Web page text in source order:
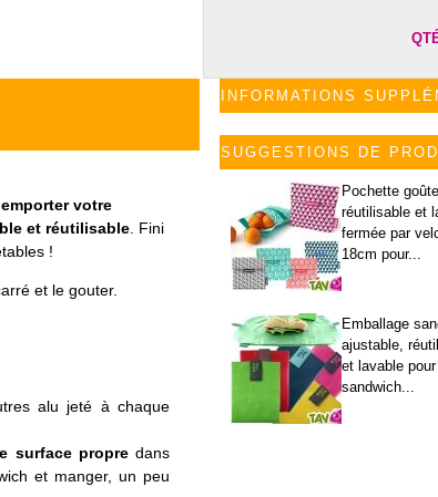
INFORMATIONS
SUGGESTIONS DE
Pochette
réutilisable et
fermée par
18cm pour...
Emballage
ajustable,
et lavable pour
sandwich...
votre
et réutilisable. Fini
!
et le gouter.
alu jeté à chaque
surface propredans
et manger, un peu